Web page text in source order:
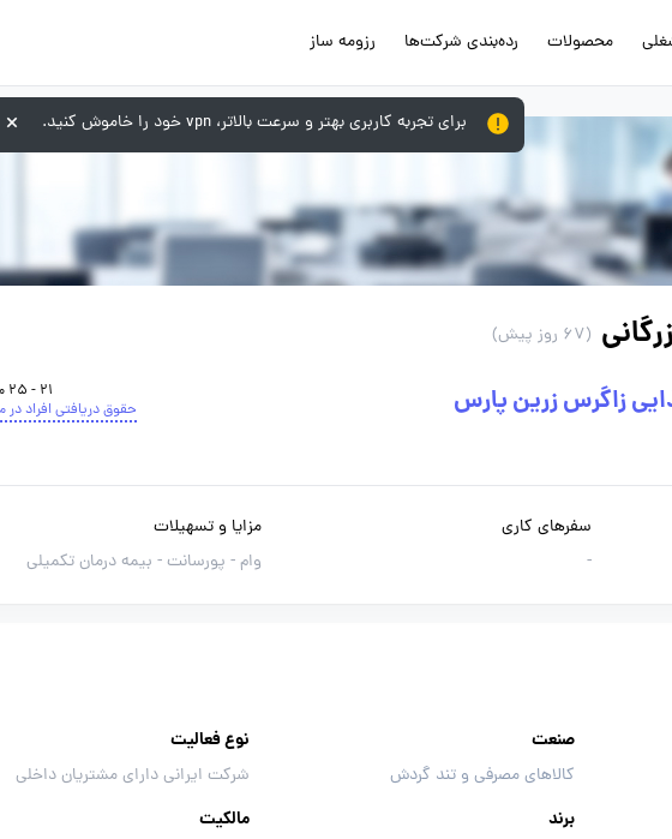
محصولات رده‌بندی شرکت‌ها رزومه ساز
(67 روز پیش)
زاگرس زرین پارس
21 - 25 میلیون تومان
حقوق دریافتی افراد
سفرهای کاری
-
مزایا و تسهیلات
وام - پورسانت - بیمه درمان تکمیلی
صنعت
کالاهای مصرفی و تند گردش
نوع فعالیت
شرکت ایرانی دارای مشتریان داخلی
برند مالکیت
برای تجربه کاربری بهتر و سرعت بالاتر، vpn خود را خاموش کنید.